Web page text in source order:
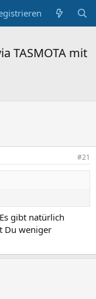
TASMOTA mit
#21
gibt natürlich
Du weniger